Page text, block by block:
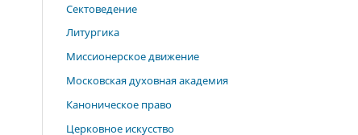
Сектоведение
Литургика
Миссионерское движение
Московская духовная академия
Каноническое право
Церковное искусство